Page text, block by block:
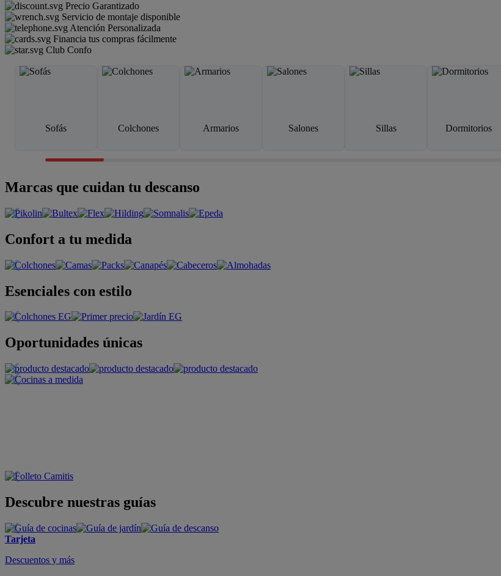
Precio Garantizado
Servicio de montaje disponible
Atención Personalizada
Financia tus compras fácilmente
Club Confo
Sofás Colchones Armarios Salones Sillas Dormitorios
Marcas que cuidan tu descanso
Confort a tu medida
Esenciales con estilo
Oportunidades únicas
Descubre nuestras guías
Tarjeta
Descuentos y más